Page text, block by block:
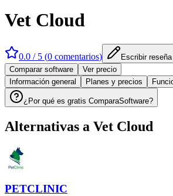
Vet Cloud
0.0 / 5 (0 comentarios)
Escribir reseña
Comparar software
Ver precio
Información general
Planes y precios
¿Por qué es gratis ComparaSoftware?
Alternativas a Vet Cloud
PETCLINIC